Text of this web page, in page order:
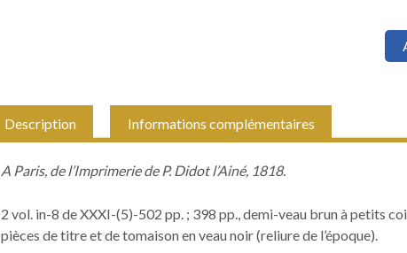
de
ou
Description Informations complémentaires
A Paris, de l’Imprimerie de P. Didot l’Ainé, 1818.
2 vol. in-8 de XXXI-(5)-502 pp. ; 398 pp., demi-veau brun à petits
pièces de titre et de tomaison en veau noir (reliure de l’époque).